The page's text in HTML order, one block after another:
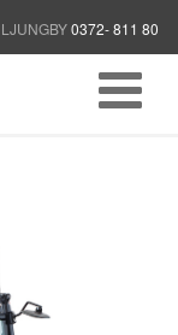
0372- 811 80